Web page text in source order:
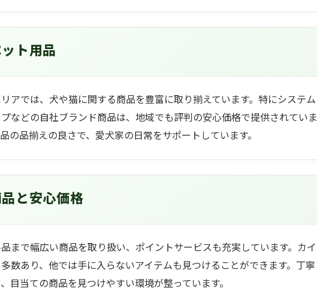
ト用品
アでは、犬や猫に関する商品を豊富に取り揃えています。特にシステム
などの自社ブランド商品は、地域でも評判の安心価格で提供されていま
の品揃えの良さで、愛犬家の日常をサポートしています。
と安心価格
まで幅広い商品を取り扱い、ポイントサービスも充実しています。カイ
数あり、他では手に入らないアイテムも見つけることができます。丁寧
目当ての商品を見つけやすい環境が整っています。